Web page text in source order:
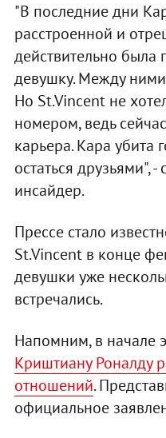
"В последние дни
расстроенной и
действительно была
девушку. Между
Но St.Vincent не
номером, ведь
карьера. Кара убита
остаться друзьями",
инсайдер.
Прессе стало
St.Vincent в конце
девушки уже
встречались.
Напомним, в начале
Криштиану Роналду
отношений.
официальное